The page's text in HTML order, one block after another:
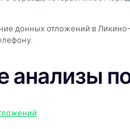
донных отложений в
анализы